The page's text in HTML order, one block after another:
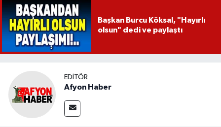
Başkan Burcu Köksal, "Hayırlı
olsun" dedi ve paylaştı
EDITÖR
Afyon Haber